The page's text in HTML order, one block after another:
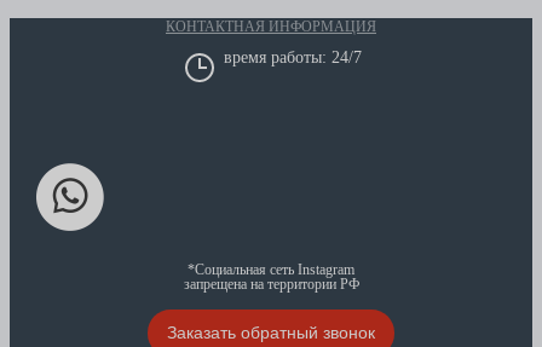
КОНТАКТНАЯ ИНФОРМАЦИЯ
время работы: 24/7
*Социальная сеть Instagram
запрещена на территории РФ
Заказать обратный звонок